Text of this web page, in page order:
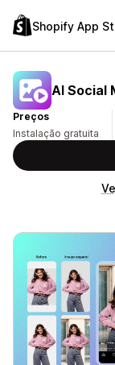
Shopify App
AI Social
Preços
Instalação gratuita